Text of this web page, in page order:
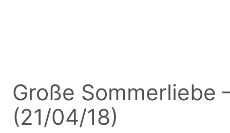
Große Sommerliebe
(21/04/18)